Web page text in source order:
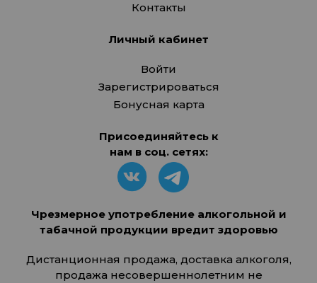
Контакты
Личный кабинет
Войти
Зарегистрироваться
Бонусная карта
Присоединяйтесь к
нам в соц. сетях:
Чрезмерное употребление алкогольной и
табачной продукции вредит здоровью
Дистанционная продажа, доставка алкоголя,
продажа несовершеннолетним не